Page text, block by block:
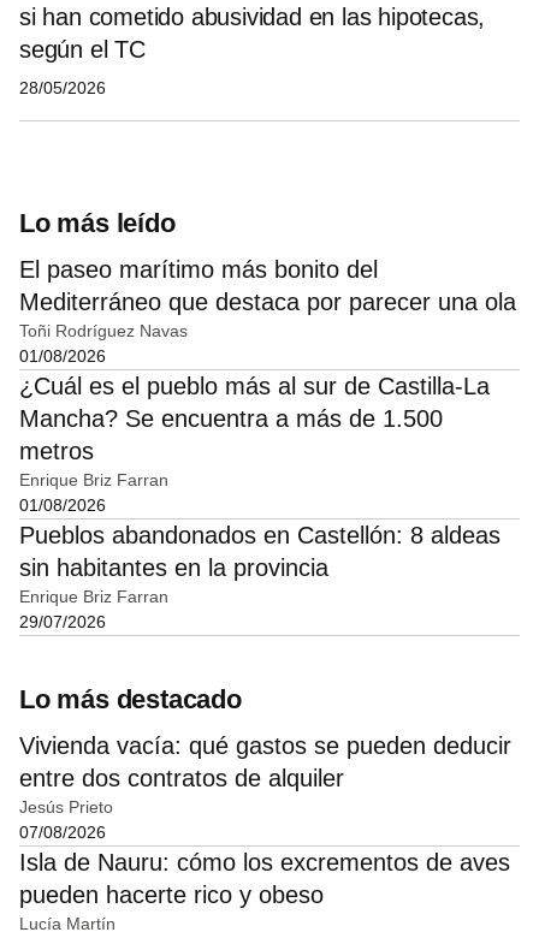
si han cometido abusividad en las hipotecas,
según el TC
28/05/2026
Lo más leído
El paseo marítimo más bonito del
Mediterráneo que destaca por parecer una ola
Toñi Rodríguez Navas
01/08/2026
¿Cuál es el pueblo más al sur de Castilla-La
Mancha? Se encuentra a más de 1.500
metros
Enrique Briz Farran
01/08/2026
Pueblos abandonados en Castellón: 8 aldeas
sin habitantes en la provincia
Enrique Briz Farran
29/07/2026
Lo más destacado
Vivienda vacía: qué gastos se pueden deducir
entre dos contratos de alquiler
Jesús Prieto
07/08/2026
Isla de Nauru: cómo los excrementos de aves
pueden hacerte rico y obeso
Lucía Martín